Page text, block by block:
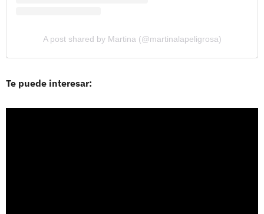
A post shared by Martina (@martinalapeligrosa)
Te puede interesar: